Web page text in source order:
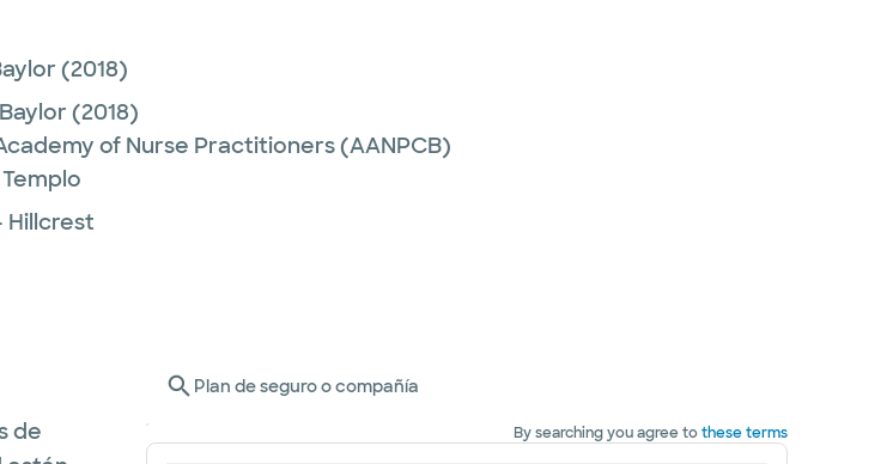
(2018)
(2018)
of Nurse Practitioners (AANPCB)
Hillcrest
de
Plan de seguro o compañía
By searching you agree tothese terms